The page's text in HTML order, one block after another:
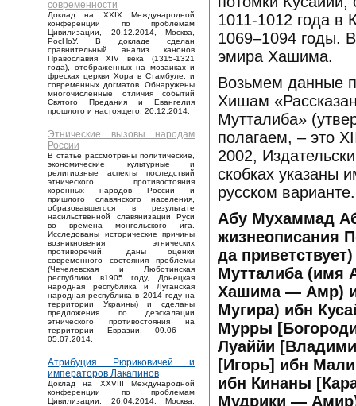
современности
Доклад на XXIX Международной
конференции по проблемам
Цивилизации, 20.12.2014, Москва,
РосНоУ. В докладе сделан
сравнительный анализ канонов
Православия XIV века (1315-1321
года), отображенных на мозаиках и
фресках церкви Хора в Стамбуле, и
современных догматов. Обнаружены
многочисленные отличия событий
Святого Предания и Евангелия
прошлого и настоящего. 20.12.2014.
Этнические вызовы народам
России
В статье рассмотрены политические,
экономические, культурные и
религиозные аспекты последствий
этнического противостояния
коренных народов России и
пришлого славянского населения,
образовавшегося в результате
насильственной славянизации Руси
во времена монгольского ига.
Исследованы исторические причины
возникновения этнических
противоречий, даны оценки
современного состояния проблемы
(Чечелевская и Люботинская
республики в1905 году, Донецкая
народная республика и Луганская
народная республика в 2014 году на
территории Украины) и сделаны
предложения по деэскалации
этнического противостояния на
территории Евразии. 09.06 –
05.07.2014.
Атрибуция Рюриковичей и
императоров Лакапинов
Доклад на XXVIII Международной
конференции по проблемам
Цивилизации, 26.04.2014, Москва,
1011-1012 года в
1069–1094 годы.
эмира Хашима.
Возьмем данные
Хишам
Мутталиба»
полагаем, – это
2002,
скобках указаны
русском варианте.
Абу Мухаммад
жизнеописания
да
Мутталиба (имя
Хашима — Амр)
Мугира) ибн
Мурры
Луаййи
[Игорь] ибн
ибн Кинаны
Мудрики —